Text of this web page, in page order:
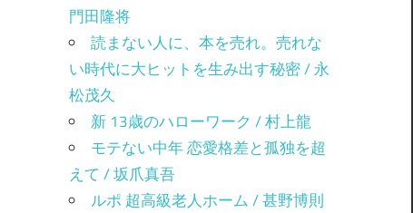
門田隆将
読まない人に、本を売れ。売れな
い時代に大ヒットを生み出す秘密 / 永
松茂久
新 13歳のハローワーク / 村上龍
モテない中年 恋愛格差と孤独を超
えて / 坂爪真吾
ルポ 超高級老人ホーム / 甚野博則